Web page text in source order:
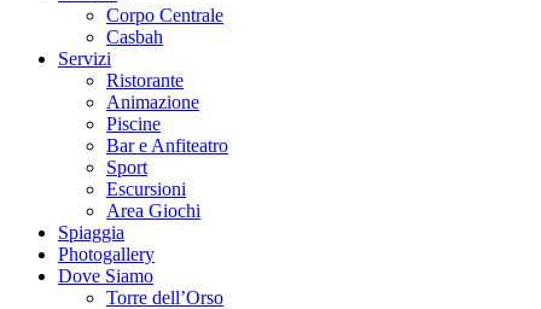
Corpo Centrale
Casbah
Servizi
Ristorante
Animazione
Piscine
Bar e Anfiteatro
Sport
Escursioni
Area Giochi
Spiaggia
Photogallery
Dove Siamo
Torre dell’Orso